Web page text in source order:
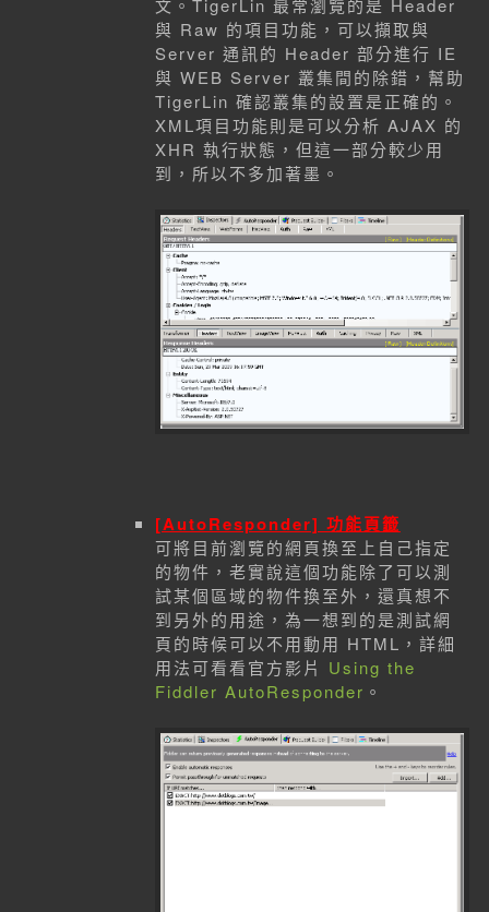
文。TigerLin 最常瀏覽的是 Header
與 Raw 的項目功能，可以擷取與
Server 通訊的 Header 部分進行 IE
與 WEB Server 叢集間的除錯，幫助
TigerLin 確認叢集的設置是正確的。
XML項目功能則是可以分析 AJAX 的
XHR 執行狀態，但這一部分較少用
到，所以不多加著墨。
[AutoResponder] 功能頁籤
可將目前瀏覽的網頁換至上自己指定
的物件，老實說這個功能除了可以測
試某個區域的物件換至外，還真想不
到另外的用途，為一想到的是測試網
頁的時候可以不用動用 HTML，詳細
用法可看看官方影片 Using the
Fiddler AutoResponder 。